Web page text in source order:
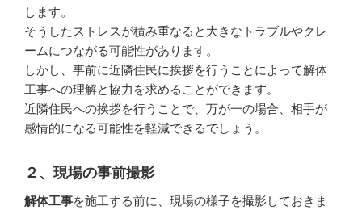
します。
そうしたストレスが積み重なると大きなトラブルやクレ
ームにつながる可能性があります。
しかし、事前に近隣住民に挨拶を行うことによって解体
工事への理解と協力を求めることができます。
近隣住民への挨拶を行うことで、万が一の場合、相手が
感情的になる可能性を軽減できるでしょう。
２、現場の事前撮影
解体工事を施工する前に、現場の様子を撮影しておきま